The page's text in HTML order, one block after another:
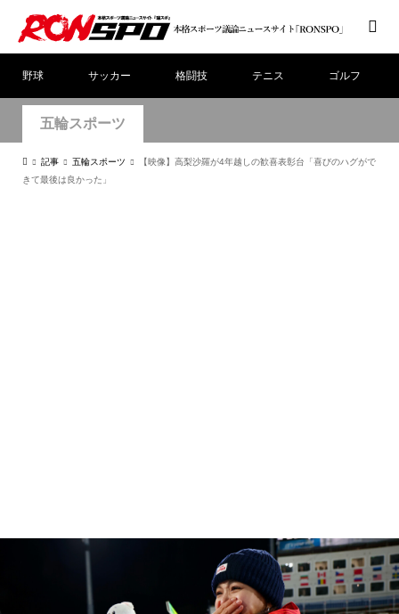
野球 サッカー 格闘技 テニス ゴルフ
五輪スポーツ
記事 五輪スポーツ
【映像】高梨沙羅が4年越しの歓喜表彰台「喜びのハグがで
きて最後は良かった」